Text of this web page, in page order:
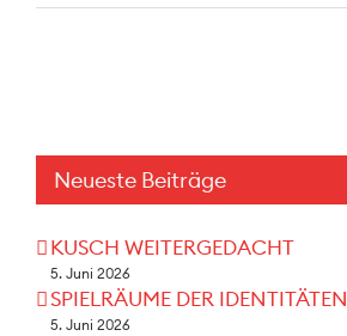
Neueste Beiträge
KUSCH WEITERGEDACHT
5. Juni 2026
SPIELRÄUME DER IDENTITÄTEN
5. Juni 2026